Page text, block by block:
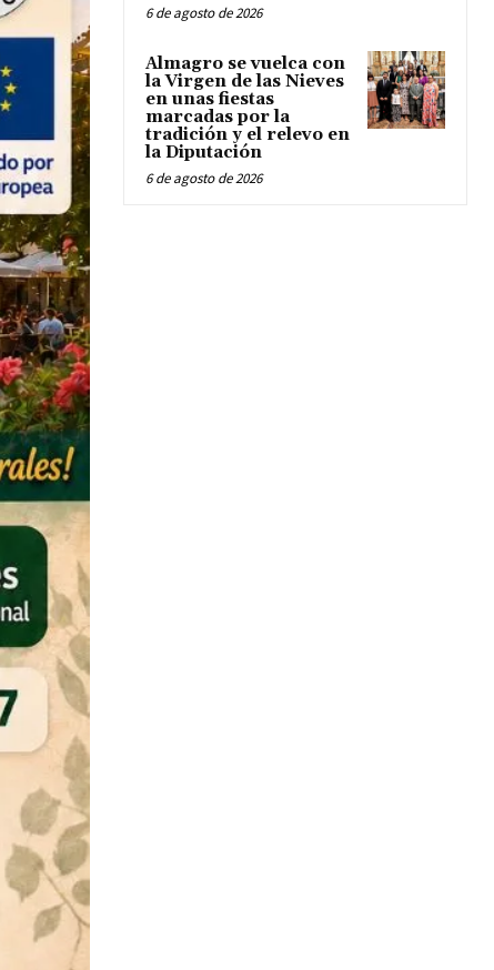
6 de agosto de 2026
Almagro se vuelca con
la Virgen de las Nieves
en unas fiestas
marcadas por la
tradición y el relevo en
la Diputación
6 de agosto de 2026